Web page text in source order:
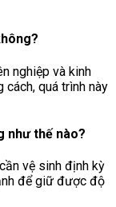
nghiệp và kinh
cách, quá trình này
như thế nào?
vệ sinh định kỳ
để giữ được độ